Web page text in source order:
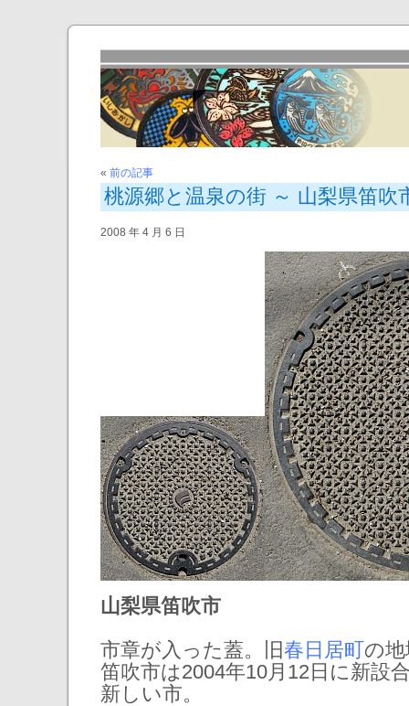
« 前の記事
桃源郷と温泉の街 ～ 山梨県笛吹
2008 年 4 月 6 日
山梨県笛吹市
市章が入った蓋。旧春日居町の
笛吹市は2004年10月12日に新設
新しい市。